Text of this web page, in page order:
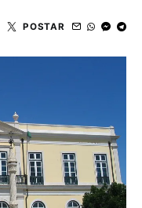
POSTAR